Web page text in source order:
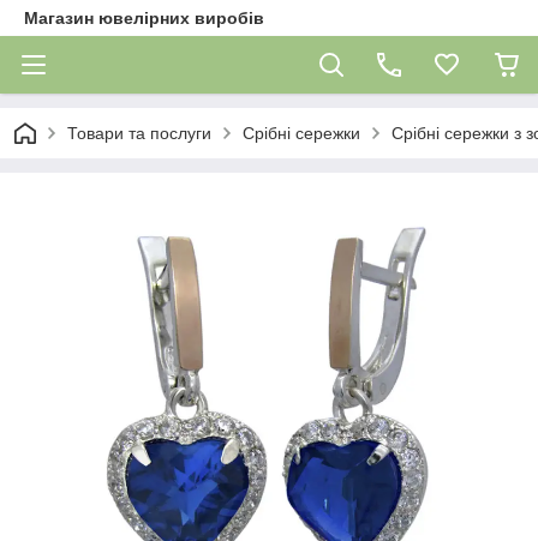
Магазин ювелірних виробів
Товари та послуги Срібні сережки Срібні сережки з